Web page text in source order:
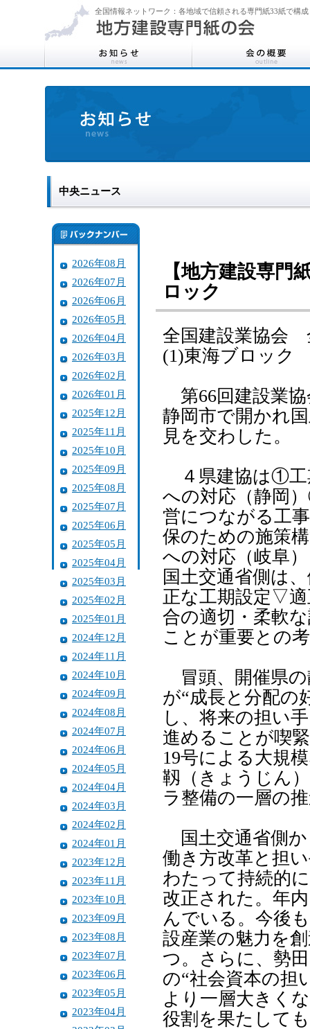
全国情報ネットワーク：各地域で信頼される専門紙33紙で構成
中央ニュース
2026年08月
2026年07月
2026年06月
2026年05月
2026年04月
2026年03月
2026年02月
2026年01月
2025年12月
2025年11月
2025年10月
2025年09月
2025年08月
2025年07月
2025年06月
2025年05月
2025年04月
2025年03月
2025年02月
2025年01月
2024年12月
2024年11月
2024年10月
2024年09月
2024年08月
2024年07月
2024年06月
2024年05月
2024年04月
2024年03月
2024年02月
2024年01月
2023年12月
2023年11月
2023年10月
2023年09月
2023年08月
2023年07月
2023年06月
2023年05月
2023年04月
【地方建設専
ロック
全国建設業協会
(1)東海ブロック
第66回建設業協
静岡市で開かれ
見を交わした。
４県建協は①工
への対応（静岡
営につながる工
保のための施策
への対応（岐阜
国土交通省側は
正な工期設定▽
合の適切・柔軟
ことが重要との
冒頭、開催県の
が“成長と分配の
し、将来の担い
進めることが喫
19号による大規
靱（きょうじん
ラ整備の一層の
国土交通省側か
働き方改革と担
わたって持続的
改正された。年
んでいる。今後
設産業の魅力を
つ。さらに、勢
の“社会資本の担
より一層大きく
役割を果たして